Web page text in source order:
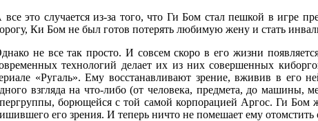
все это случается из-за того, что Ги Бом стал пешкой в
Ки Бом не был готов потерять любимую жену и стать
не все так просто. И совсем скоро в его жизни
технологий делает их из них совершенных
«Ругаль». Ему восстанавливают зрение, вживив в его
взгляда на что-либо (от человека, предмета, до машины,
борющейся с той самой корпорацией Аргос. Ги Бом
его зрения. И теперь ничто не помешает ему отомстить